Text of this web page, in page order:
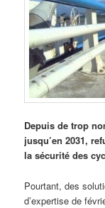
Depuis de trop
jusqu’en 2031,
la sécurité des
Pourtant, des
d’expertise de